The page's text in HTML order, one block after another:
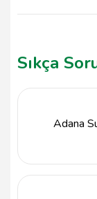
Sıkça
Adana